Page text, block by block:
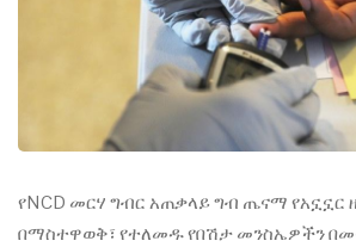
የNCD መርሃ ግብር አጠቃላይ ግብ ጤናማ የአኗኗር
በማስተዋወቅ፣ የተለመዱ የበሽታ መንስኤዎችን